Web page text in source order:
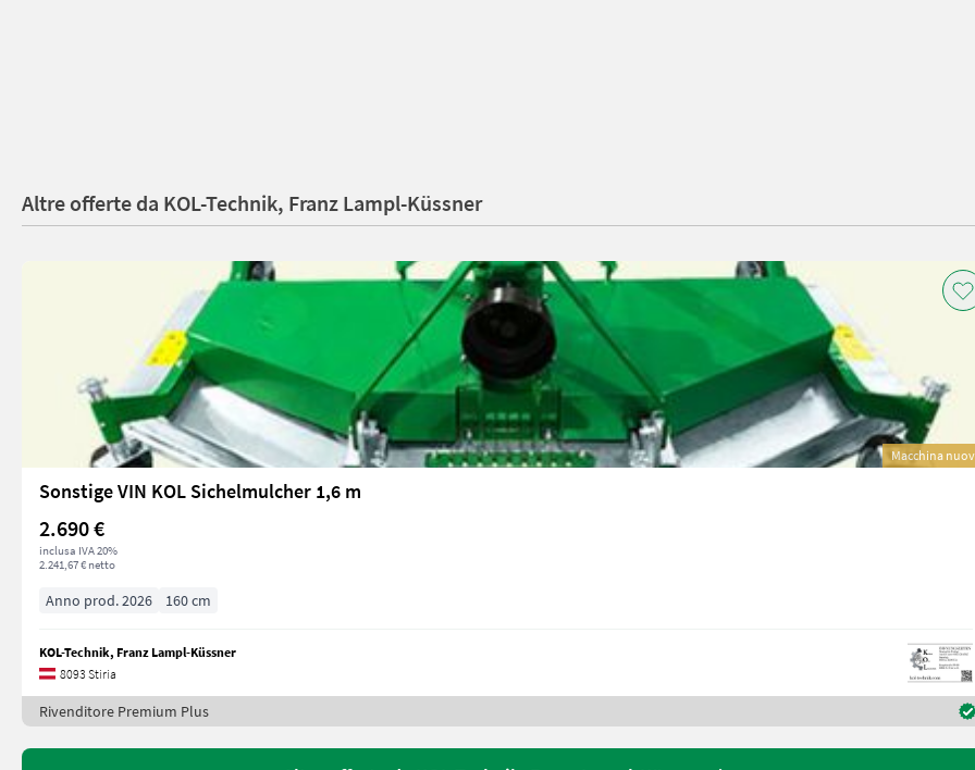
Altre offerte da KOL-Technik, Franz Lampl-Küssner
Macchina
Sonstige VIN KOL Sichelmulcher 1,6 m
2.690 €
inclusa IVA 20%
2.241,67 € netto
Anno prod. 2026 160 cm
KOL-Technik, Franz Lampl-Küssner
8093 Stiria
Rivenditore Premium Plus